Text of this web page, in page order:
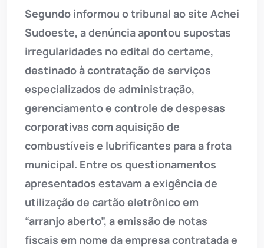
Segundo informou o tribunal ao site Achei
Sudoeste, a denúncia apontou supostas
irregularidades no edital do certame,
destinado à contratação de serviços
especializados de administração,
gerenciamento e controle de despesas
corporativas com aquisição de
combustíveis e lubrificantes para a frota
municipal. Entre os questionamentos
apresentados estavam a exigência de
utilização de cartão eletrônico em
“arranjo aberto”, a emissão de notas
fiscais em nome da empresa contratada e